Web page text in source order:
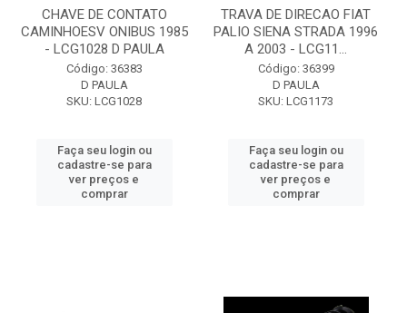
CHAVE DE CONTATO
CAMINHOESV ONIBUS 1985
- LCG1028 D PAULA
Código: 36383
D PAULA
SKU: LCG1028
Faça seu login ou
cadastre-se para
ver preços e
comprar
TRAVA DE DIRECAO FIAT
PALIO SIENA STRADA 1996
A 2003 - LCG11...
Código: 36399
D PAULA
SKU: LCG1173
Faça seu login ou
cadastre-se para
ver preços e
comprar